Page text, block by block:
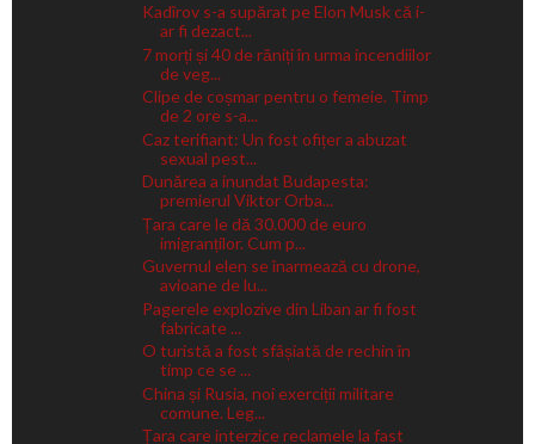
Kadîrov s-a supărat pe Elon Musk că i-
ar fi dezact...
7 morți și 40 de răniți în urma incendiilor
de veg...
Clipe de coșmar pentru o femeie. Timp
de 2 ore s-a...
Caz terifiant: Un fost ofițer a abuzat
sexual pest...
Dunărea a inundat Budapesta:
premierul Viktor Orba...
Țara care le dă 30.000 de euro
imigranților. Cum p...
Guvernul elen se înarmează cu drone,
avioane de lu...
Pagerele explozive din Liban ar fi fost
fabricate ...
O turistă a fost sfâșiată de rechin în
timp ce se ...
China și Rusia, noi exerciții militare
comune. Leg...
Țara care interzice reclamele la fast